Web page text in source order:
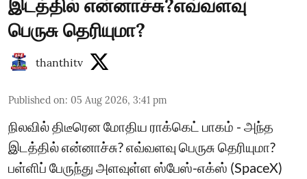
இடத்தில் என்னாச்சு?எவ்வளவு
பெருசு தெரியுமா?
thanthitv
Published on: 05 Aug 2026, 3:41 pm
நிலவில் திடீரென மோதிய ராக்கெட் பாகம் - அந்த
இடத்தில் என்னாச்சு? எவ்வளவு பெருசு தெரியுமா?
பள்ளிப் பேருந்து அளவுள்ள ஸ்பேஸ்-எக்ஸ் (SpaceX)